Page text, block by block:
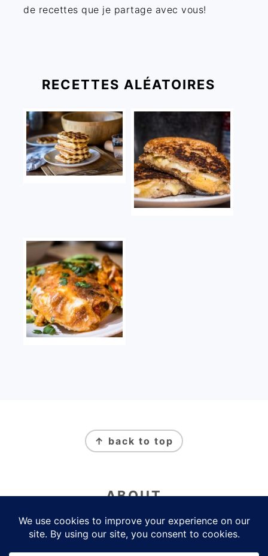
de recettes que je partage avec vous!
RECETTES ALÉATOIRES
↑ back to top
ABOUT
Newsletter
Politique de Confidentialité